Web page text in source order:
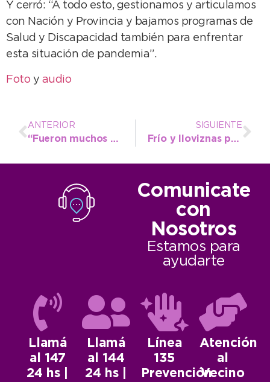
Y cerró: “A todo esto, gestionamos y articulamos
con Nación y Provincia y bajamos programas de
Salud y Discapacidad también para enfrentar
esta situación de pandemia”.
Foto y audio
ANTERIOR
“Fueron muchos años en que no se mantuvo el pavimento y de a poco vamos arreglando”
SIGUIENTE
Frío y lloviznas para hoy, y panorama gris para el fin de semana con la llegada del invierno
Comunicate
con
Nosotros
Estamos para
ayudarte
Llamá
al 147
24 hs |
Llamá
al 144
24 hs |
Línea
135
Prevención
Atención
al
Vecino